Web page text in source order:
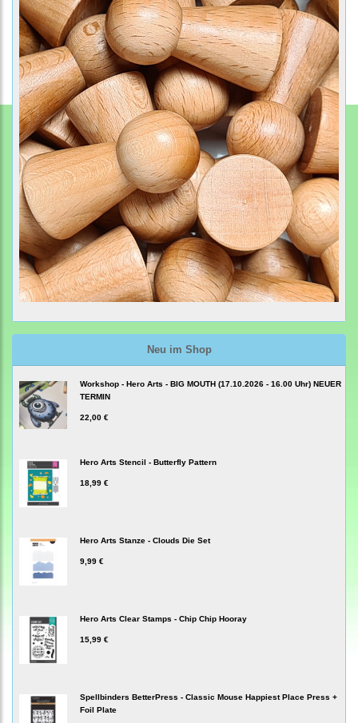
Neu im Shop
Workshop - Hero Arts - BIG MOUTH (17.10.2026 - 16.00 Uhr) NEUER
TERMIN
22,00 €
Hero Arts Stencil - Butterfly Pattern
18,99 €
Hero Arts Stanze - Clouds Die Set
9,99 €
Hero Arts Clear Stamps - Chip Chip Hooray
15,99 €
Spellbinders BetterPress - Classic Mouse Happiest Place Press +
Foil Plate